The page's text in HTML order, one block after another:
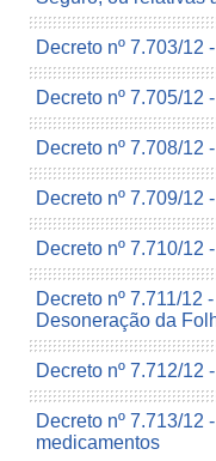
Decreto nº 7.703/12
Decreto nº 7.705/12
Decreto nº 7.708/
Decreto nº 7.709/12
Decreto nº 7.710/12
Decreto nº 7.711/12
Desoneração da
Decreto nº 7.712/12
Decreto nº 7.713/12
medicamentos